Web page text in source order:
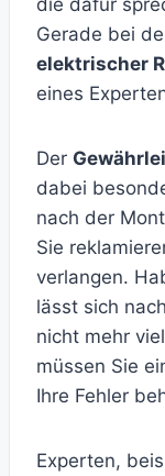
die dafür
Gerade bei
elektrischer
eines
Der
dabei
nach der
Sie
verlangen.
lässt sich
nicht mehr
müssen Sie
Ihre Fehler
Experten,